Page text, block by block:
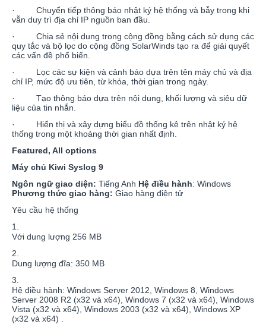
· Chuyển tiếp thông báo nhật ký hệ thống và bẫy trong khi
vẫn duy trì địa chỉ IP nguồn ban đầu.
· Chia sẻ nội dung trong cộng đồng bằng cách sử dụng các
quy tắc và bộ lọc do cộng đồng SolarWinds tạo ra để giải quyết
các vấn đề phổ biến.
· Lọc các sự kiện và cảnh báo dựa trên tên máy chủ và địa
chỉ IP, mức độ ưu tiên, từ khóa, thời gian trong ngày.
· Tạo thông báo dựa trên nội dung, khối lượng và siêu dữ
liệu của tin nhắn.
· Hiển thị và xây dựng biểu đồ thống kê trên nhật ký hệ
thống trong một khoảng thời gian nhất định.
Featured, All options
Máy chủ Kiwi Syslog 9
Ngôn ngữ giao diện: Tiếng Anh Hệ điều hành: Windows
Phương thức giao hàng: Giao hàng điện tử
Yêu cầu hệ thống
1.
Với dung lượng 256 MB
2.
Dung lượng đĩa: 350 MB
3.
Hệ điều hành: Windows Server 2012, Windows 8, Windows
Server 2008 R2 (x32 và x64), Windows 7 (x32 và x64), Windows
Vista (x32 và x64), Windows 2003 (x32 và x64), Windows XP
(x32 và x64) .